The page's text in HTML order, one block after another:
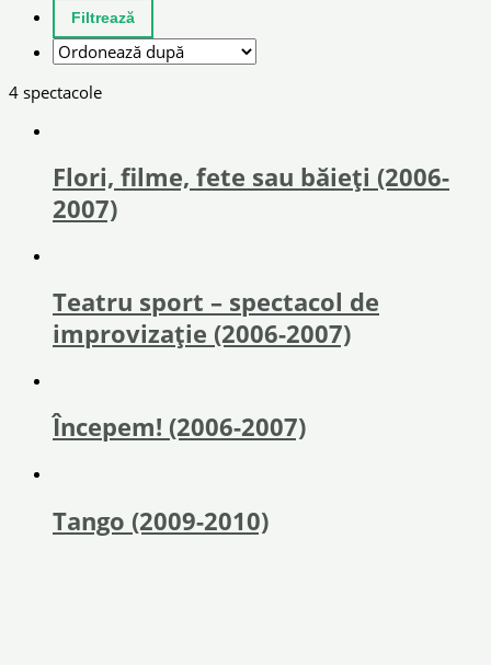
4 spectacole
Flori, filme, fete sau băieţi (2006-
2007)
Teatru sport – spectacol de
improvizație (2006-2007)
Începem! (2006-2007)
Tango (2009-2010)